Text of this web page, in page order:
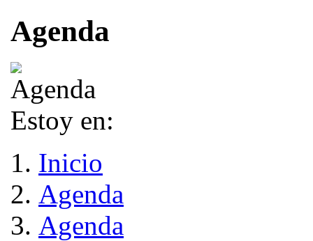
Agenda
Estoy en:
Inicio
Agenda
Agenda